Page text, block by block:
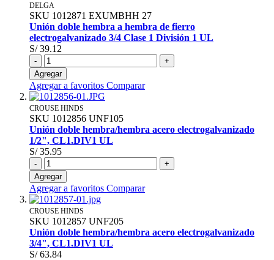
DELGA
SKU 1012871 EXUMBHH 27
Unión doble hembra a hembra de fierro
electrogalvanizado 3/4 Clase 1 División 1 UL
S/ 39.12
-
+
Agregar
Agregar a favoritos Comparar
CROUSE HINDS
SKU 1012856 UNF105
Unión doble hembra/hembra acero electrogalvanizado
1/2", CL1.DIV1 UL
S/ 35.95
-
+
Agregar
Agregar a favoritos Comparar
CROUSE HINDS
SKU 1012857 UNF205
Unión doble hembra/hembra acero electrogalvanizado
3/4", CL1.DIV1 UL
S/ 63.84